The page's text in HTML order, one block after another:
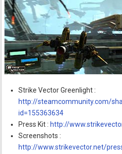
Strike Vector Greenlight :
http://steamcommunity.com/
id=155363634
Press Kit : http://
Screenshots :
http://www.strikevector.net/